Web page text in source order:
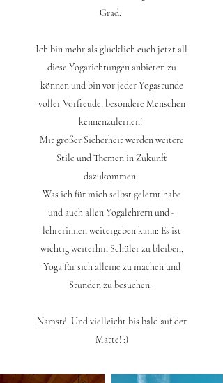
Grad.
Ich bin mehr als glücklich euch jetzt all
diese Yogarichtungen anbieten zu
können und bin vor jeder Yogastunde
voller Vorfreude, besondere Menschen
kennenzulernen!
Mit großer Sicherheit werden weitere
Stile und Themen in Zukunft
dazukommen.
Was ich für mich selbst gelernt habe
und auch allen Yogalehrern und -
lehrerinnen weitergeben kann: Es ist
wichtig weiterhin Schüler zu bleiben,
Yoga für sich alleine zu machen und
Stunden zu besuchen.
Namsté. Und vielleicht bis bald auf der
Matte! :)